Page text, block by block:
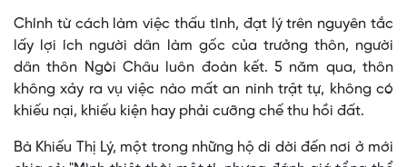
Chính từ cách làm việc thấu tình, đạt lý trên nguyên tắc
lấy lợi ích người dân làm gốc của trưởng thôn, người
dân thôn Ngòi Châu luôn đoàn kết. 5 năm qua, thôn
không xảy ra vụ việc nào mất an ninh trật tự, không có
khiếu nại, khiếu kiện hay phải cưỡng chế thu hồi đất.
Bà Khiếu Thị Lý, một trong những hộ di dời đến nơi ở mới